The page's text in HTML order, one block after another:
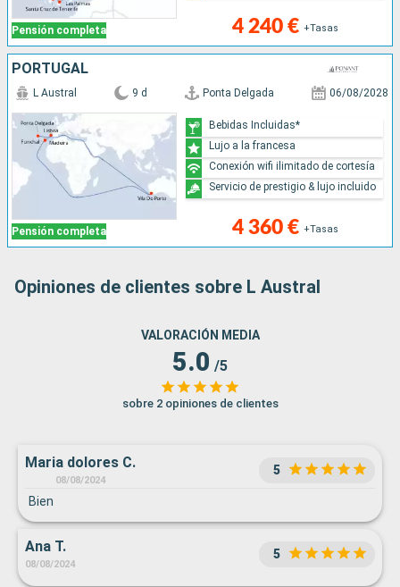
Pensión completa 4 240 € +Tasas
PORTUGAL
Pensión completa
L Austral 9 d Ponta Delgada 06/08/2028
4 360 € +Tasas
Bebidas Incluidas*
Lujo a la francesa
Conexión wifi ilimitado de cortesía
Servicio de prestigio & lujo incluido
Opiniones de clientes sobre L Austral
VALORACIÓN MEDIA
5.0 /5
sobre 2 opiniones de clientes
Maria dolores C.
08/08/2024
5
Bien
Ana T.
08/08/2024
5